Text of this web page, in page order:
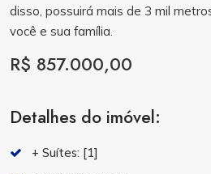
disso, possuirá mais de 3 mil
você e sua família.
R$ 857.000,00
Detalhes do imóvel:
+ Suítes: [1]